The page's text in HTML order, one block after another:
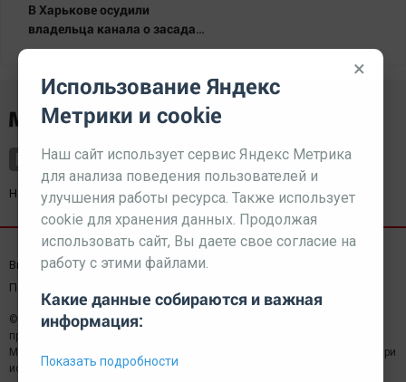
В Харькове осудили
владельца канала о засадах
ТЦК
Наш партнерkurorty-sochi.ru
Выходные данные СМИ Реклама
Пользовательское соглашение
© 2026 МЕДИАЗАВОД — Сайт может содержать контент,
предназначенный для лиц 18+
Мнение редакции может не совпадать с мнением отдельных авторов.При
использовании материалов сайта ссылка обязательна.
×
Использование Яндекс
Метрики и cookie
Наш сайт использует сервис Яндекс Метрика
для анализа поведения пользователей и
улучшения работы ресурса. Также использует
cookie для хранения данных. Продолжая
использовать сайт, Вы даете свое согласие на
работу с этими файлами.
Какие данные собираются и важная
информация:
Показать подробности